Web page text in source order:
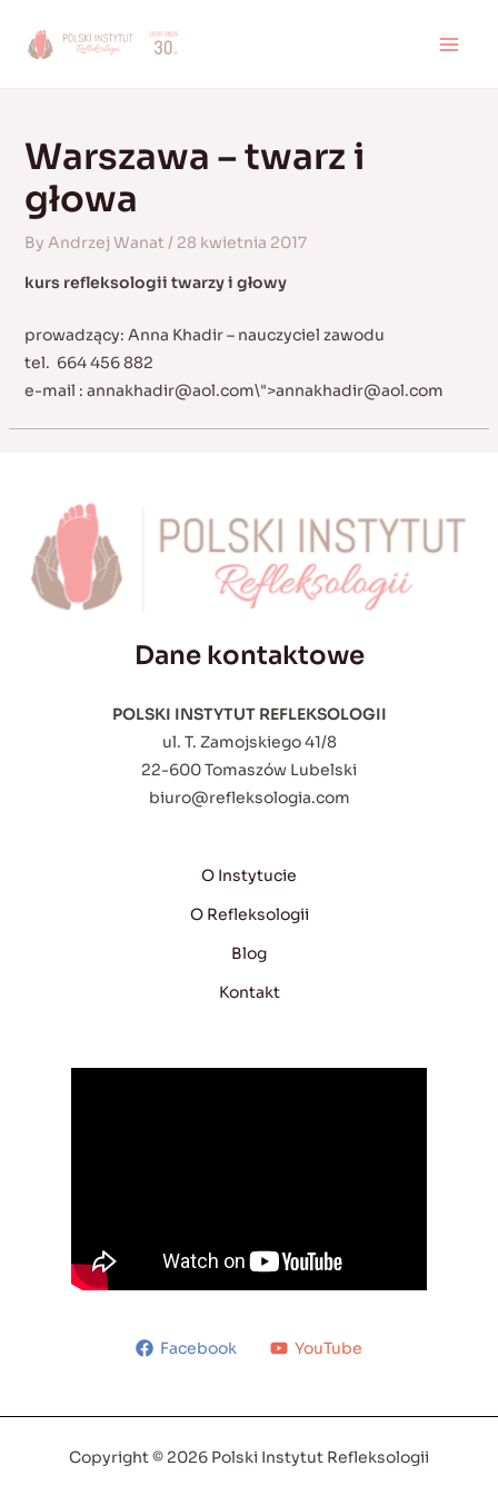
Warszawa – twarz i
głowa
By Andrzej Wanat/ 28 kwietnia 2017
kurs refleksologii twarzy i głowy
prowadzący: Anna Khadir – nauczyciel zawodu
tel. 664 456 882
e-mail : annakhadir@aol.com\">annakhadir@aol.com
Dane kontaktowe
POLSKI INSTYTUT REFLEKSOLOGII
ul. T. Zamojskiego 41/8
22-600 Tomaszów Lubelski
biuro@refleksologia.com
O Instytucie
O Refleksologii
Blog
Kontakt
Facebook YouTube
Copyright © 2026 Polski Instytut Refleksologii